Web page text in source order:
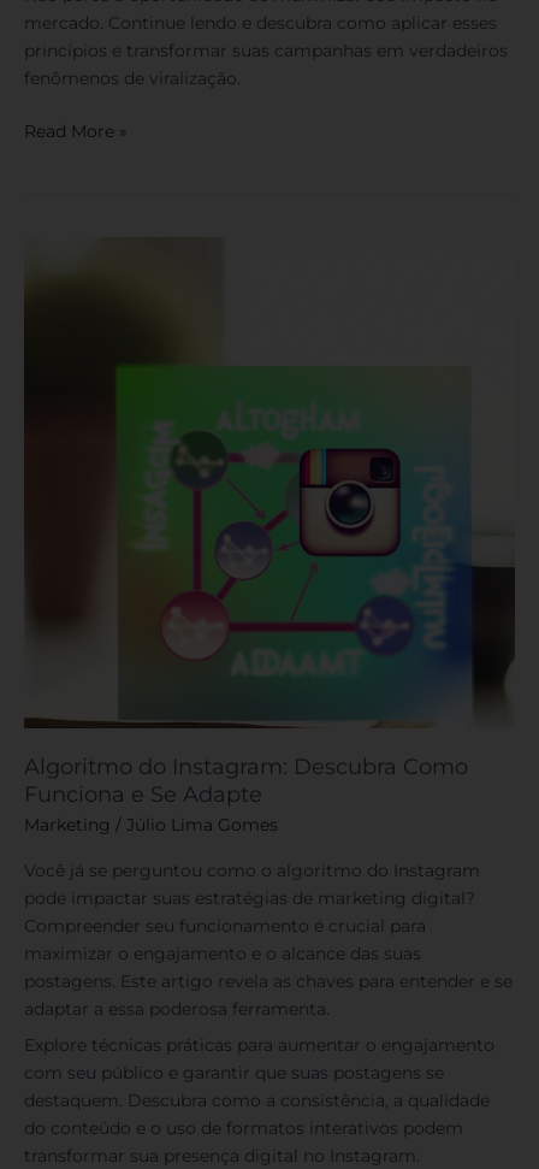
mercado. Continue lendo e descubra como aplicar esses
princípios e transformar suas campanhas em verdadeiros
fenômenos de viralização.
Read More »
Algoritmo do Instagram: Descubra Como
Funciona e Se Adapte
Marketing / Júlio Lima Gomes
Você já se perguntou como o algoritmo do Instagram
pode impactar suas estratégias de marketing digital?
Compreender seu funcionamento é crucial para
maximizar o engajamento e o alcance das suas
postagens. Este artigo revela as chaves para entender e se
adaptar a essa poderosa ferramenta.
Explore técnicas práticas para aumentar o engajamento
com seu público e garantir que suas postagens se
destaquem. Descubra como a consistência, a qualidade
do conteúdo e o uso de formatos interativos podem
transformar sua presença digital no Instagram.